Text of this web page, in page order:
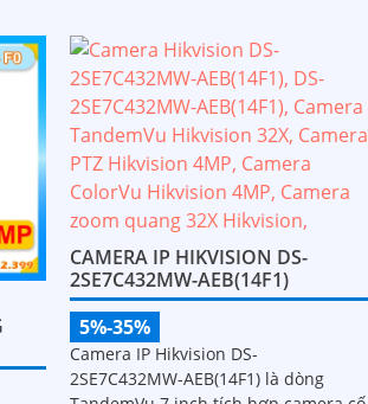
CAMERA IP HIKVISION DS-
2SE7C432MW-AEB(14F1)
5%-35%
Camera IP Hikvision DS-
2SE7C432MW-AEB(14F1) là dòng